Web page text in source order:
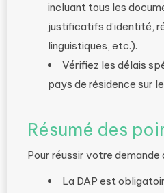
incluant tous les
justificatifs d’identité,
linguistiques, etc.).
Vérifiez les délais
pays de résidence sur
Résumé des
Pour réussir votre demande
La DAP est